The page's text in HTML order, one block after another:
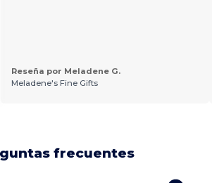
Reseña por Meladene G.
Meladene's Fine Gifts
frecuentes